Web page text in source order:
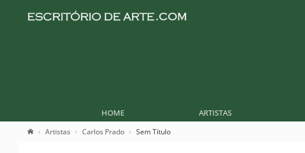
HOME ARTISTAS
Artistas Carlos Prado Sem Título